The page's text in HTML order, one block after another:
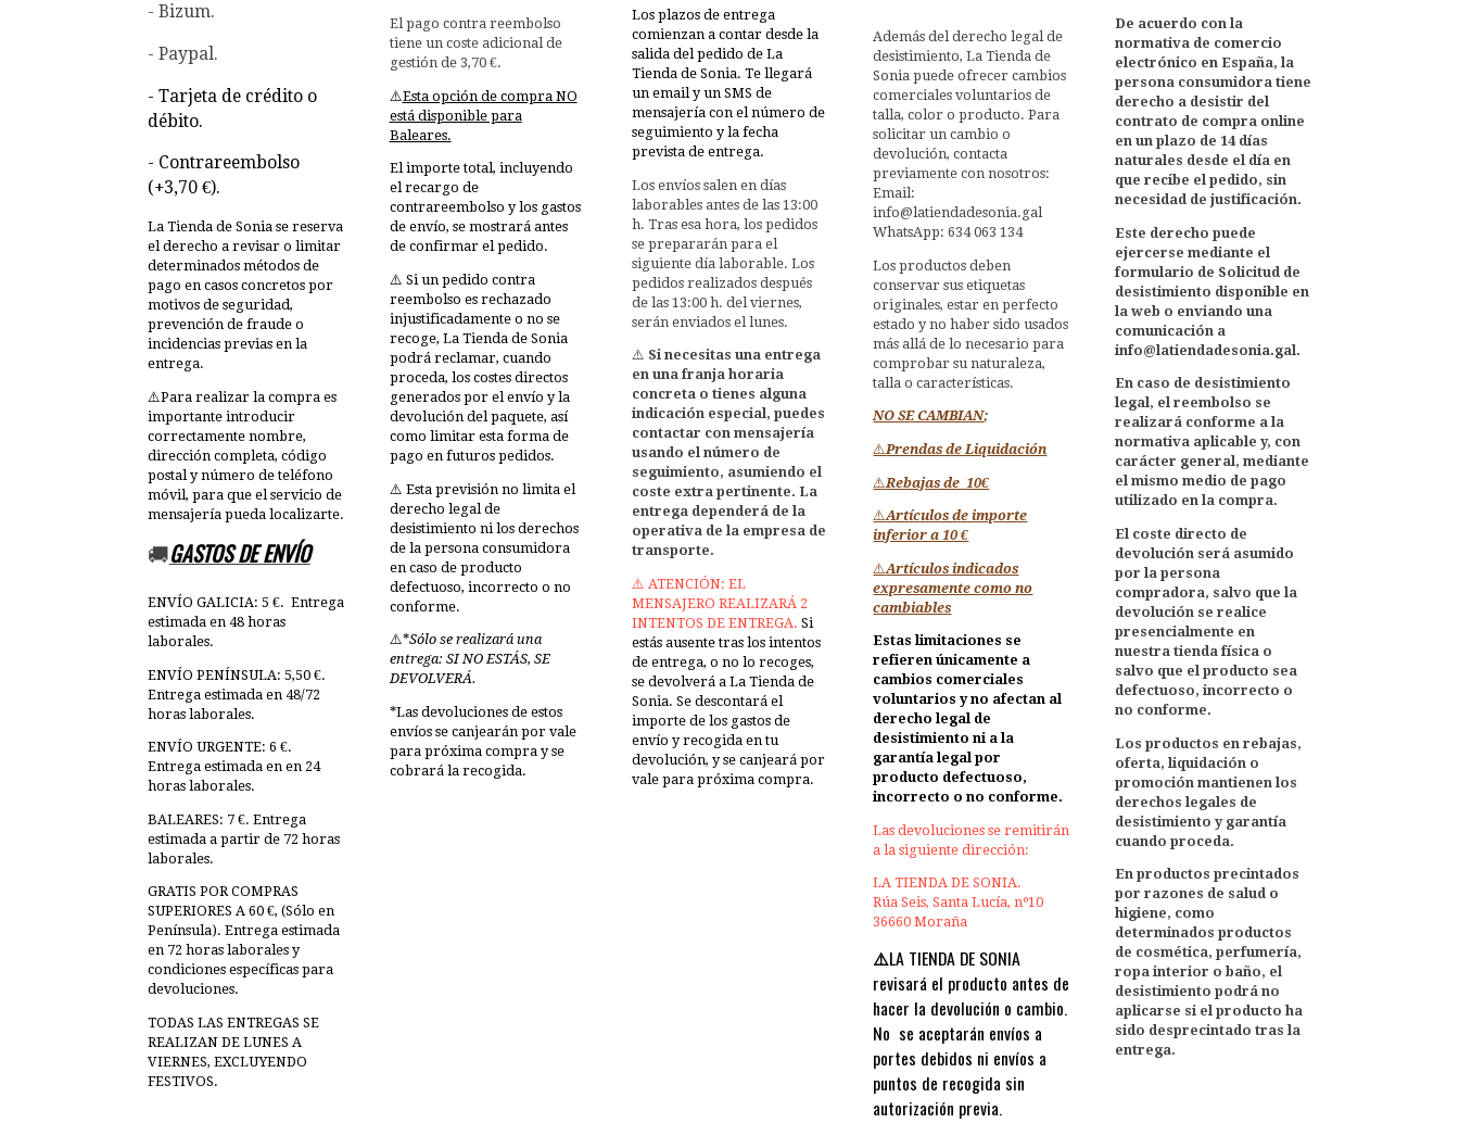
- Bizum.
- Paypal.
- Tarjeta de crédito o
débito.
- Contrareembolso
(+3,70 €).
La Tienda de Sonia se reserva
el derecho a revisar o limitar
determinados métodos de
pago en casos concretos por
motivos de seguridad,
prevención de fraude o
incidencias previas en la
entrega.
⚠️Para realizar la compra es
importante introducir
correctamente nombre,
dirección completa, código
postal y número de teléfono
móvil, para que el servicio de
mensajería pueda localizarte.
🚚GASTOS DE ENVÍO
ENVÍO GALICIA: 5 €. Entrega
estimada en 48 horas
laborales.
ENVÍO PENÍNSULA: 5,50 €.
Entrega estimada en 48/72
horas laborales.
ENVÍO URGENTE: 6 €.
Entrega estimada en en 24
horas laborales.
BALEARES: 7 €. Entrega
estimada a partir de 72 horas
laborales.
GRATIS POR COMPRAS
SUPERIORES A 60 €, (Sólo en
Península). Entrega estimada
en 72 horas laborales y
condiciones específicas para
devoluciones.
TODAS LAS ENTREGAS SE
REALIZAN DE LUNES A
VIERNES, EXCLUYENDO
FESTIVOS.
El pago contra reembolso
tiene un coste adicional de
gestión de 3,70 €.
⚠️Esta opción de compra NO
está disponible para
Baleares.
El importe total, incluyendo
el recargo de
contrareembolso y los gastos
de envío, se mostrará antes
de confirmar el pedido.
⚠️ Si un pedido contra
reembolso es rechazado
injustificadamente o no se
recoge, La Tienda de Sonia
podrá reclamar, cuando
proceda, los costes directos
generados por el envío y la
devolución del paquete, así
como limitar esta forma de
pago en futuros pedidos.
⚠️ Esta previsión no limita el
derecho legal de
desistimiento ni los derechos
de la persona consumidora
en caso de producto
defectuoso, incorrecto o no
conforme.
⚠️*Sólo se realizará una
entrega: SI NO ESTÁS, SE
DEVOLVERÁ.
*Las devoluciones de estos
envíos se canjearán por vale
para próxima compra y se
cobrará la recogida.
Los plazos de entrega
comienzan a contar desde la
salida del pedido de La
Tienda de Sonia. Te llegará
un email y un SMS de
mensajería con el número de
seguimiento y la fecha
prevista de entrega.
Los envíos salen en días
laborables antes de las 13:00
h. Tras esa hora, los pedidos
se prepararán para el
siguiente día laborable. Los
pedidos realizados después
de las 13:00 h. del viernes,
serán enviados el lunes.
⚠️ Si necesitas una entrega
en una franja horaria
concreta o tienes alguna
indicación especial, puedes
contactar con mensajería
usando el número de
seguimiento, asumiendo el
coste extra pertinente. La
entrega dependerá de la
operativa de la empresa de
transporte.
⚠️ ATENCIÓN: EL
MENSAJERO REALIZARÁ 2
INTENTOS DE ENTREGA. Si
estás ausente tras los intentos
de entrega, o no lo recoges,
se devolverá a La Tienda de
Sonia. Se descontará el
importe de los gastos de
envío y recogida en tu
devolución, y se canjeará por
vale para próxima compra.
Además del derecho legal de
desistimiento, La Tienda de
Sonia puede ofrecer cambios
comerciales voluntarios de
talla, color o producto. Para
solicitar un cambio o
devolución, contacta
previamente con nosotros:
Email:
info@latiendadesonia.gal
WhatsApp: 634 063 134
Los productos deben
conservar sus etiquetas
originales, estar en perfecto
estado y no haber sido usados
más allá de lo necesario para
comprobar su naturaleza,
talla o características.
NO SE CAMBIAN;
⚠️Prendas de Liquidación
⚠️Rebajas de 10€
⚠️Artículos de importe
inferior a 10 €
⚠️Artículos indicados
expresamente como no
cambiables
Estas limitaciones se
refieren únicamente a
cambios comerciales
voluntarios y no afectan al
derecho legal de
desistimiento ni a la
garantía legal por
producto defectuoso,
incorrecto o no conforme.
Las devoluciones se remitirán
a la siguiente dirección:
LA TIENDA DE SONIA.
Rúa Seis, Santa Lucía, nº10
36660 Moraña
⚠️LA TIENDA DE SONIA
revisará el producto antes de
hacer la devolución o cambio.
No se aceptarán envíos a
portes debidos ni envíos a
puntos de recogida sin
autorización previa.
De acuerdo con la
normativa de comercio
electrónico en España, la
persona consumidora tiene
derecho a desistir del
contrato de compra online
en un plazo de 14 días
naturales desde el día en
que recibe el pedido, sin
necesidad de justificación.
Este derecho puede
ejercerse mediante el
formulario de Solicitud de
desistimiento disponible en
la web o enviando una
comunicación a
info@latiendadesonia.gal.
En caso de desistimiento
legal, el reembolso se
realizará conforme a la
normativa aplicable y, con
carácter general, mediante
el mismo medio de pago
utilizado en la compra.
El coste directo de
devolución será asumido
por la persona
compradora, salvo que la
devolución se realice
presencialmente en
nuestra tienda física o
salvo que el producto sea
defectuoso, incorrecto o
no conforme.
Los productos en rebajas,
oferta, liquidación o
promoción mantienen los
derechos legales de
desistimiento y garantía
cuando proceda.
En productos precintados
por razones de salud o
higiene, como
determinados productos
de cosmética, perfumería,
ropa interior o baño, el
desistimiento podrá no
aplicarse si el producto ha
sido desprecintado tras la
entrega.